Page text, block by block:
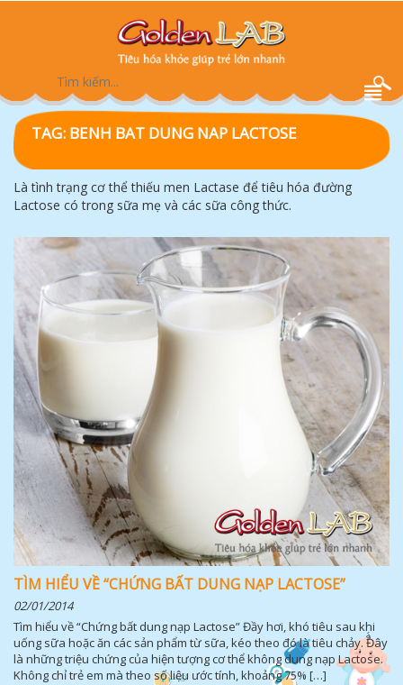
TAG: BENH BAT DUNG NAP LACTOSE
Là tình trạng cơ thể thiếu men Lactase để tiêu hóa đường
Lactose có trong sữa mẹ và các sữa công thức.
TÌM HIỂU VỀ “CHỨNG BẤT DUNG NẠP LACTOSE”
02/01/2014
Tìm hiểu về “Chứng bất dung nạp Lactose” Đầy hơi, khó tiêu sau khi
uống sữa hoặc ăn các sản phẩm từ sữa, kéo theo đó là tiêu chảy. Đây
là những triệu chứng của hiện tượng cơ thể không dung nạp Lactose.
Không chỉ trẻ em mà theo số liệu ước tính, khoảng 75% […]